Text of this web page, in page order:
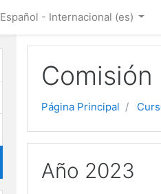
Español - Internacional ‎(es)‎
Página Principal
Año 2023